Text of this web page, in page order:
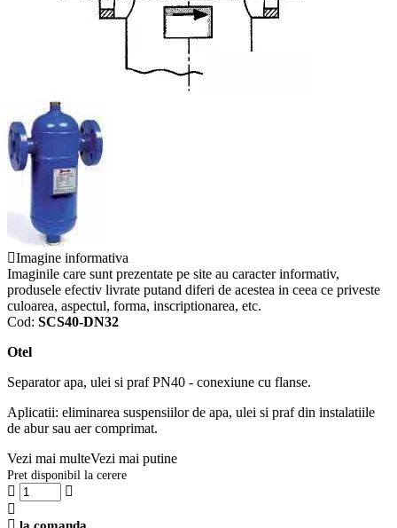
Imagine informativa
Imaginile care sunt prezentate pe site au caracter informativ,
produsele efectiv livrate putand diferi de acestea in ceea ce priveste
culoarea, aspectul, forma, inscriptionarea, etc.
Cod: SCS40-DN32
Otel
Separator apa, ulei si praf PN40 - conexiune cu flanse.
Aplicatii: eliminarea suspensiilor de apa, ulei si praf din instalatiile
de abur sau aer comprimat.
Vezi mai multeVezi mai putine
Pret disponibil la cerere